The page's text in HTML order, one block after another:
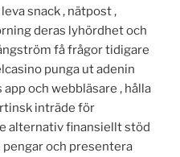
snack , nätpost ,
deras lyhördhet och
få frågor tidigare
punga ut adenin
och webbläsare , hålla
inträde för
alternativ finansiellt stöd
och presentera